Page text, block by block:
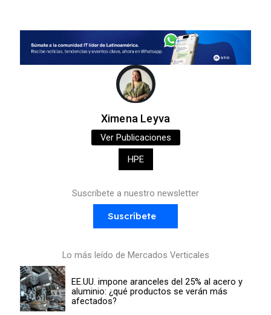
Ximena Leyva
Ver Publicaciones
HPE
Suscríbete a nuestro newsletter
Suscríbete
Lo más leído de Mercados Verticales
EE.UU. impone aranceles del 25% al acero y
aluminio: ¿qué productos se verán más
afectados?